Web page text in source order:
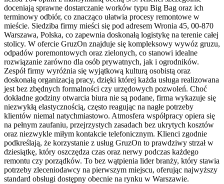
doceniają sprawne dostarczanie worków typu Big Bag oraz ich
terminowy odbiór, co znacząco ułatwia procesy remontowe w
mieście. Siedziba firmy mieści się pod adresem Wronia 45, 00-870
Warszawa, Polska, co zapewnia doskonałą logistykę na terenie całej
stolicy. W ofercie GruzOn znajduje się kompleksowy wywóz gruzu,
odpadów poremontowych oraz zielonych, co stanowi idealne
rozwiązanie zarówno dla osób prywatnych, jak i ogrodników.
Zespół firmy wyróżnia się wyjątkową kulturą osobistą oraz
doskonałą organizacją pracy, dzięki której każda usługa realizowana
jest bez zbędnych formalności czy urzędowych pozwoleń. Choć
dokładne godziny otwarcia biura nie są podane, firma wykazuje się
niezwykłą elastycznością, często reagując na nagłe potrzeby
klientów niemal natychmiastowo. Atmosfera współpracy opiera się
na pełnym zaufaniu, przejrzystych zasadach bez ukrytych kosztów
oraz niezwykle miłym kontakcie telefonicznym. Klienci zgodnie
podkreślają, że korzystanie z usług GruzOn to prawdziwy strzał w
dziesiątkę, który oszczędza czas oraz nerwy podczas każdego
remontu czy porządków. To bez wątpienia lider branży, który stawia
potrzeby zleceniodawcy na pierwszym miejscu, oferując najwyższy
standard obsługi dostępny obecnie na rynku w Warszawie.